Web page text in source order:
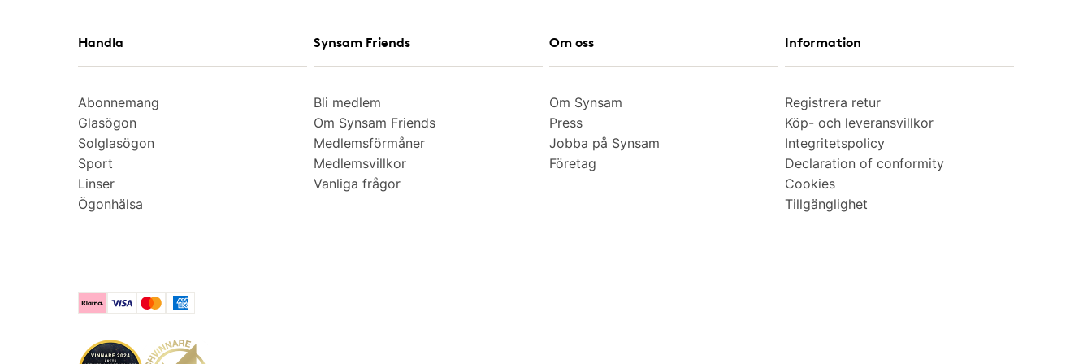
Handla
Abonnemang
Glasögon
Solglasögon
Sport
Linser
Ögonhälsa
Synsam Friends
Bli medlem
Om Synsam Friends
Medlemsförmåner
Medlemsvillkor
Vanliga frågor
Om oss
Om Synsam
Press
Jobba på Synsam
Företag
Information
Registrera retur
Köp- och leveransvillkor
Integritetspolicy
Declaration of conformity
Cookies
Tillgänglighet
KlarnaVisa MastercardAmerican Express